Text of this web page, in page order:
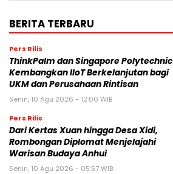
BERITA TERBARU
Pers Rilis
ThinkPalm dan Singapore Polytechnic
Kembangkan IIoT Berkelanjutan bagi
UKM dan Perusahaan Rintisan
Senin, 10 Agu 2026 - 12:00 WIB
Pers Rilis
Dari Kertas Xuan hingga Desa Xidi,
Rombongan Diplomat Menjelajahi
Warisan Budaya Anhui
Senin, 10 Agu 2026 - 05:57 WIB